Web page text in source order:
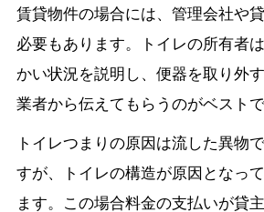
賃貸物件の場合には、管理会社や
必要もあります。トイレの所有者
かい状況を説明し、便器を取り外
業者から伝えてもらうのがベストで
トイレつまりの原因は流した異物
すが、トイレの構造が原因となっ
ます。この場合料金の支払いが貸